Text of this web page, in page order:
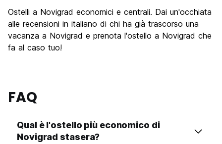
Luoghi di interesse culturale
7.0
Festa / Vita notturna
6.0
Qualita' Prezzo
Ostelli a Novigrad economici e centrali. Dai un'occhiata
alle recensioni in italiano di chi ha già trascorso una
vacanza a Novigrad e prenota l'ostello a Novigrad che
fa al caso tuo!
FAQ
Qual è l'ostello più economico di
Novigrad stasera?